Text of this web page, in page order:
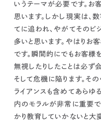
いうテーマが必要です。 お
思います。しかし現実は、
てに追われ、やがてそのビ
多いと思います。 やはりお
です。 瞬間的にでもお客様
無視したりしたことは必ず
そして危機に陥ります。その
ライアンスも含めてあらゆ
内のモラルが非常に重要で
かり教育していかないと大